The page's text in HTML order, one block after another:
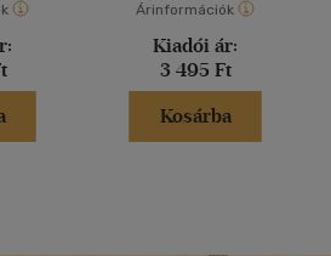
Árinformációk
Kiadói ár:
3 495 Ft
Kosárba